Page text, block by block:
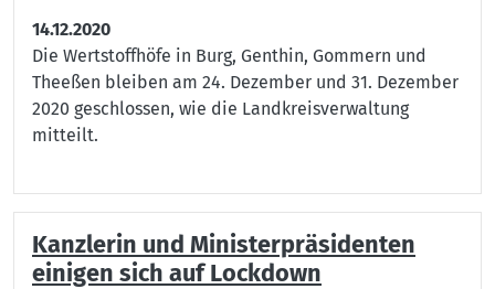
14.12.2020
Die Wertstoffhöfe in Burg, Genthin, Gommern und
Theeßen bleiben am 24. Dezember und 31. Dezember
2020 geschlossen, wie die Landkreisverwaltung
mitteilt.
Kanzlerin und Ministerpräsidenten
einigen sich auf Lockdown